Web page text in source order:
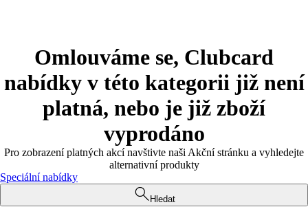
Omlouváme se, Clubcard
nabídky v této kategorii již není
platná, nebo je již zboží
vyprodáno
Pro zobrazení platných akcí navštivte naši Akční stránku a vyhledejte
alternativní produkty
Speciální nabídky
Hledat